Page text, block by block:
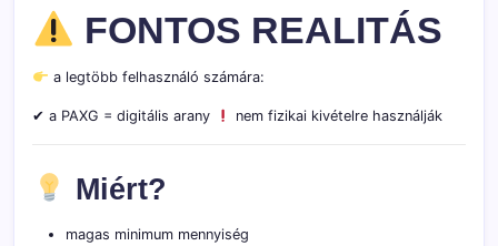
FONTOS REALITÁS
a legtöbb felhasználó számára:
✔ a PAXG = digitális arany nem fizikai kivételre használják
Miért?
magas minimum mennyiség